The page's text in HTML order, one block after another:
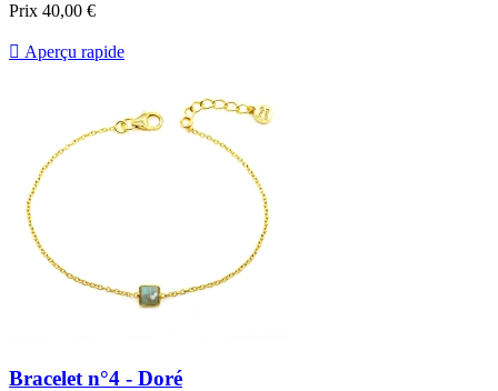
Prix 40,00 €
 Aperçu rapide
Bracelet n°4 - Doré